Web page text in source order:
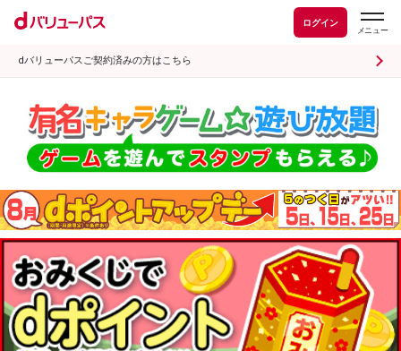
ログイン
dバリューパスご契約済みの方はこちら